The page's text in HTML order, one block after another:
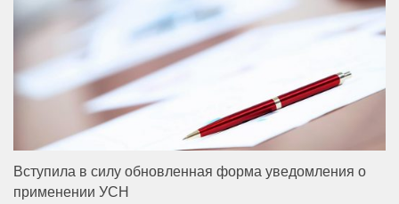
Вступила в силу обновленная форма уведомления о
применении УСН